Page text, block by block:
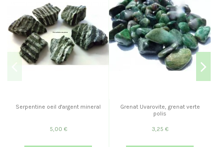
Serpentine oeil d'argent mineral
5,00 €
Grenat Uvarovite, grenat verte
polis
3,25 €